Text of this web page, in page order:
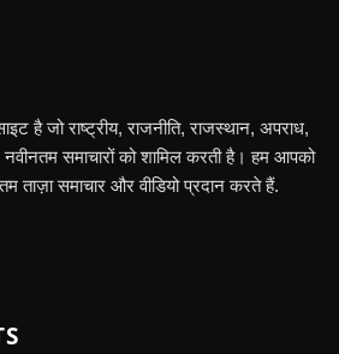
है जो राष्ट्रीय, राजनीति, राजस्थान, अपराध,
समाचारों को शामिल करती है। हम आपको
ताज़ा समाचार और वीडियो प्रदान करते हैं.